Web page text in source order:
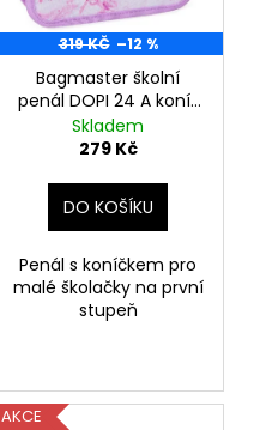
319 KČ –12 %
Bagmaster školní
penál DOPI 24 A koník
růžový
Skladem
279 Kč
DO KOŠÍKU
Penál s koníčkem pro
malé školačky na první
stupeň
AKCE